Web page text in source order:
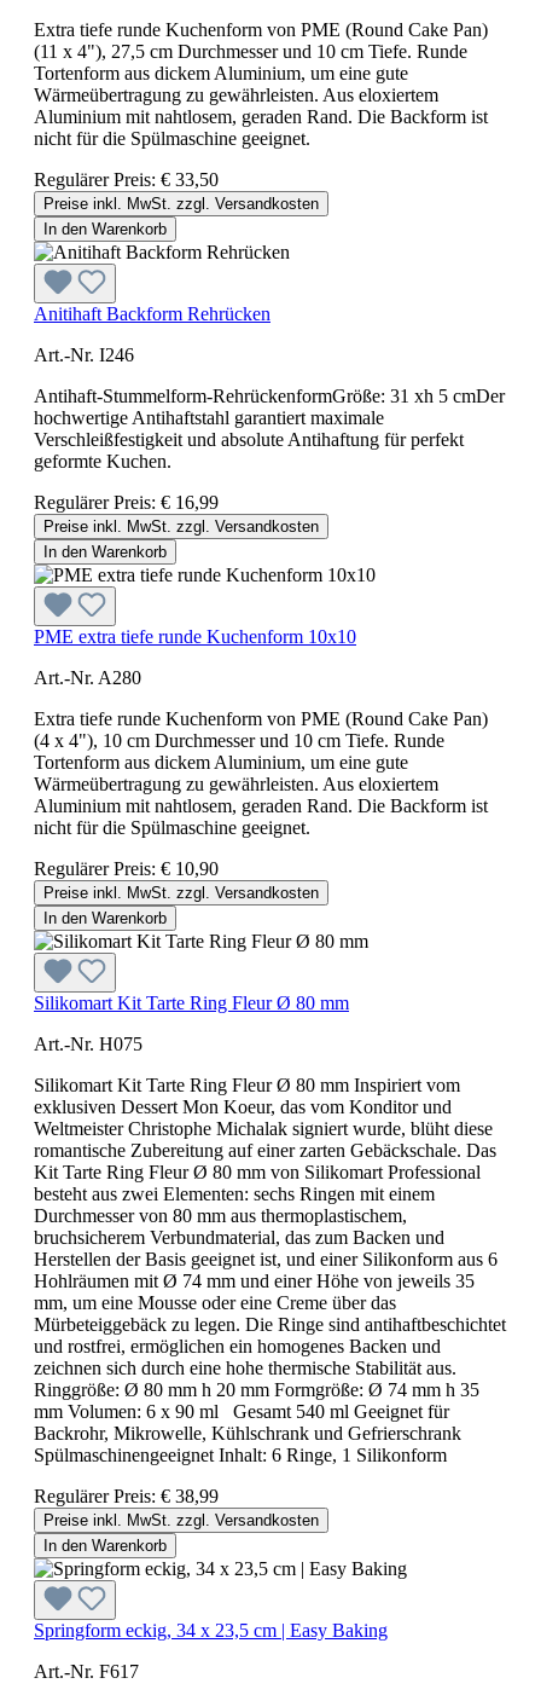
Extra tiefe runde Kuchenform von PME (Round Cake Pan)
(11 x 4"), 27,5 cm Durchmesser und 10 cm Tiefe. Runde
Tortenform aus dickem Aluminium, um eine gute
Wärmeübertragung zu gewährleisten. Aus eloxiertem
Aluminium mit nahtlosem, geraden Rand. Die Backform ist
nicht für die Spülmaschine geeignet.
Regulärer Preis: € 33,50
Preise inkl. MwSt. zzgl. Versandkosten
In den Warenkorb
Anitihaft Backform Rehrücken
Art.-Nr. I246
Antihaft-Stummelform-RehrückenformGröße: 31 xh 5 cmDer
hochwertige Antihaftstahl garantiert maximale
Verschleißfestigkeit und absolute Antihaftung für perfekt
geformte Kuchen.
Regulärer Preis: € 16,99
Preise inkl. MwSt. zzgl. Versandkosten
In den Warenkorb
PME extra tiefe runde Kuchenform 10x10
Art.-Nr. A280
Extra tiefe runde Kuchenform von PME (Round Cake Pan)
(4 x 4"), 10 cm Durchmesser und 10 cm Tiefe. Runde
Tortenform aus dickem Aluminium, um eine gute
Wärmeübertragung zu gewährleisten. Aus eloxiertem
Aluminium mit nahtlosem, geraden Rand. Die Backform ist
nicht für die Spülmaschine geeignet.
Regulärer Preis: € 10,90
Preise inkl. MwSt. zzgl. Versandkosten
In den Warenkorb
Silikomart Kit Tarte Ring Fleur Ø 80 mm
Art.-Nr. H075
Silikomart Kit Tarte Ring Fleur Ø 80 mm Inspiriert vom
exklusiven Dessert Mon Koeur, das vom Konditor und
Weltmeister Christophe Michalak signiert wurde, blüht diese
romantische Zubereitung auf einer zarten Gebäckschale. Das
Kit Tarte Ring Fleur Ø 80 mm von Silikomart Professional
besteht aus zwei Elementen: sechs Ringen mit einem
Durchmesser von 80 mm aus thermoplastischem,
bruchsicherem Verbundmaterial, das zum Backen und
Herstellen der Basis geeignet ist, und einer Silikonform aus 6
Hohlräumen mit Ø 74 mm und einer Höhe von jeweils 35
mm, um eine Mousse oder eine Creme über das
Mürbeteiggebäck zu legen. Die Ringe sind antihaftbeschichtet
und rostfrei, ermöglichen ein homogenes Backen und
zeichnen sich durch eine hohe thermische Stabilität aus.
Ringgröße: Ø 80 mm h 20 mm Formgröße: Ø 74 mm h 35
mm Volumen: 6 x 90 ml Gesamt 540 ml Geeignet für
Backrohr, Mikrowelle, Kühlschrank und Gefrierschrank
Spülmaschinengeeignet Inhalt: 6 Ringe, 1 Silikonform
Regulärer Preis: € 38,99
Preise inkl. MwSt. zzgl. Versandkosten
In den Warenkorb
Springform eckig, 34 x 23,5 cm | Easy Baking
Art.-Nr. F617